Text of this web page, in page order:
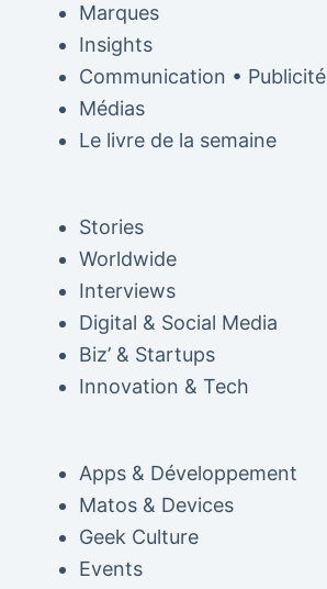
Marques
Insights
Communication • Publicité
Médias
Le livre de la semaine
Stories
Worldwide
Interviews
Digital & Social Media
Biz’ & Startups
Innovation & Tech
Apps & Développement
Matos & Devices
Geek Culture
Events